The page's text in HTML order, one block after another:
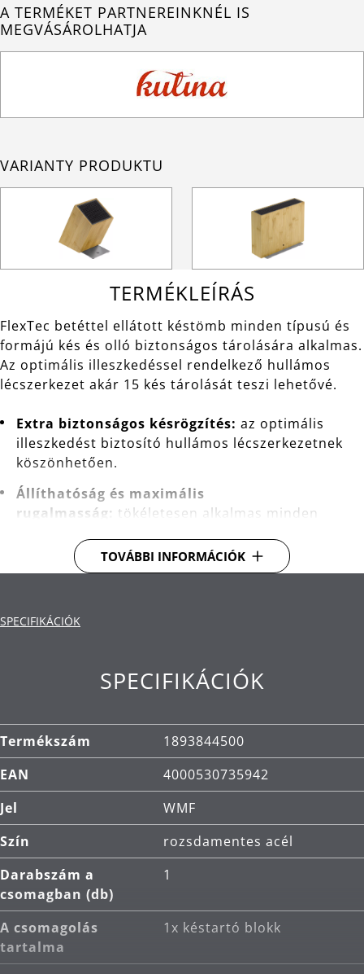
A TERMÉKET PARTNEREINKNÉL IS
MEGVÁSÁROLHATJA
VARIANTY PRODUKTU
TERMÉKLEÍRÁS
FlexTec betéttel ellátott késtömb minden típusú és
formájú kés és olló biztonságos tárolására alkalmas.
Az optimális illeszkedéssel rendelkező hullámos
lécszerkezet akár 15 kés tárolását teszi lehetővé.
Extra biztonságos késrögzítés: az optimális
illeszkedést biztosító hullámos lécszerkezetnek
köszönhetően.
Állíthatóság és maximális
rugalmasság: tökéletesen alkalmas minden
Tökéletes stabilitás:a masszív rozsdamentes
Anyag: kiváló minőségű rozsdamentes acél
Cromargan®.
TOVÁBBI INFORMÁCIÓK
SPECIFIKÁCIÓK
SPECIFIKÁCIÓK
Termékszám
1893844500
EAN
4000530735942
Jel
WMF
Szín
rozsdamentes acél
Darabszám a
csomagban (db)
1
A csomagolás
tartalma
1x késtartó blokk